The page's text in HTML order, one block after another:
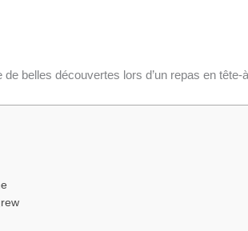
belles découvertes lors d’un repas en tête-